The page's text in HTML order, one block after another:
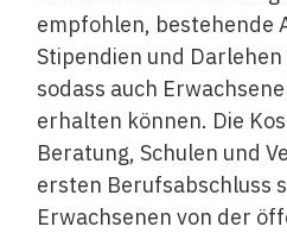
empfohlen, bestehende
Stipendien und
sodass auch
erhalten können. Die
Beratung, Schulen und
ersten Berufsabschluss
Erwachsenen von der